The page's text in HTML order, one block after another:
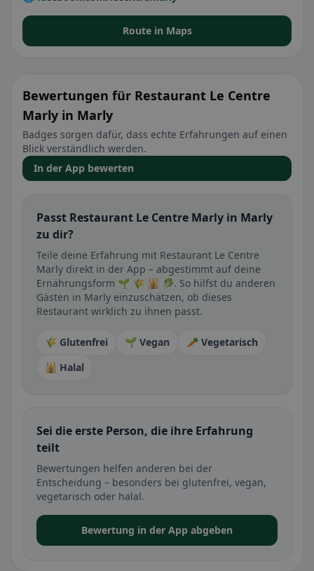
Route in Maps
Bewertungen für Restaurant Le Centre
Marly in Marly
Badges sorgen dafür, dass echte Erfahrungen auf einen
Blick verständlich werden.
In der App bewerten
Passt Restaurant Le Centre Marly in Marly
zu dir?
Teile deine Erfahrung mit Restaurant Le Centre
Marly direkt in der App – abgestimmt auf deine
Ernährungsform 🌱 🌾 🕌 🥬. So hilfst du anderen
Gästen in Marly einzuschätzen, ob dieses
Restaurant wirklich zu ihnen passt.
🌾 Glutenfrei 🌱 Vegan
🥕 Vegetarisch
🕌 Halal
Sei die erste Person, die ihre Erfahrung
teilt
Bewertungen helfen anderen bei der
Entscheidung – besonders bei glutenfrei, vegan,
vegetarisch oder halal.
Bewertung in der App abgeben